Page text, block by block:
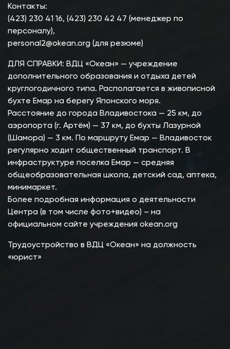
Контакты:
(423) 230 41 16, (423) 230 42 47 (менеджер по
персоналу),
personal2@okean.org (для резюме)
ДЛЯ СПРАВКИ: ВДЦ «Океан» — учреждение
дополнительного образования и отдыха детей
круглогодичного типа. Располагается в живописной
бухте Емар на берегу Японского моря.
Расстояние до города Владивостока — 25 км, до
аэропорта (г. Артём) — 37 км, до бухты Лазурной
(Шамора) — 3 км. По маршруту Емар — Владивосток
регулярно ходит общественный транспорт. В
инфраструктуре поселка Емар — средняя
общеобразовательная школа, детский сад, аптека,
минимаркет.
Более подробная информация о деятельности
Центра (в том числе фото+видео) – на
официальном сайте учреждения okean.org
Трудоустройство в ВДЦ «Океан» на должность
«юрист»